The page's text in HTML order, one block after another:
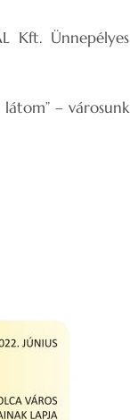
Kft. Ünnepélyes
– városunk